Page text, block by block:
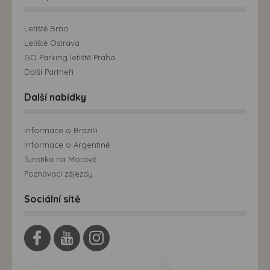
Letiště Brno
Letiště Ostrava
GO Parking letiště Praha
Další Partneři
Další nabídky
Informace o Brazílii
Informace o Argentině
Turistika na Moravě
Poznávací zájezdy
Sociální sítě